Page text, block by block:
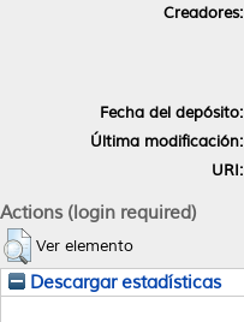
Creadores:
Fecha del depósito:
Última modificación:
URI:
Actions (login required)
Ver elemento
Descargar estadísticas